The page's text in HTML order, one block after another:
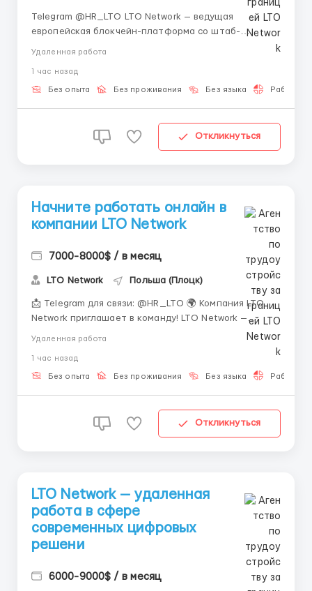
Telegram @HR_LTO LTO Network — ведущая
европейская блокчейн-платформа со штаб-
квартирой в Амстердаме. Мы разрабатываем
автоматизации документооборота и
децентрализованной идентификации. Открыта
Удаленная работа
1 час назад
Без опыта Без проживания Без языка Работа
Откликнуться
Начните работать онлайн в
компании LTO Network
7000-8000$ / в месяц
LTO Network Польша (Плоцк)
📩 Telegram для связи: @HR_LTO 🌍 Компания LTO
Network приглашает в команду! LTO Network —
европейская блокчейн-платформа со штаб-
разрабатывает решения для бизнеса и
государственных организаций. Компания
Удаленная работа
1 час назад
Без опыта Без проживания Без языка Работа
Откликнуться
LTO Network — удаленная
работа в сфере
современных цифровых
решени
6000-9000$ / в месяц